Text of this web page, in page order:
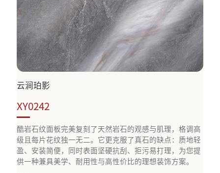
云涧珀影
XY0242
酷岩石纹面板完美复刻了天然岩石的观感与肌理，格调高
级且每片花纹独一无二。它更克服了真石的缺点：质地轻
盈、安装简便，同时表面坚硬抗刮、拒污易打理，为您提
供一种兼具美学、耐用性与高性价比的理想装饰方案。